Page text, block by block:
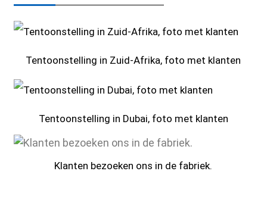
Tentoonstelling in Zuid-Afrika, foto met klanten
Tentoonstelling in Dubai, foto met klanten
Klanten bezoeken ons in de fabriek.